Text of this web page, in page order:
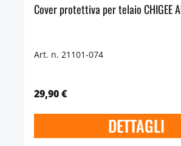
Cover protettiva per telaio CHIGEE
Art. n. 21101-074
29,90 €
DETTAGLI